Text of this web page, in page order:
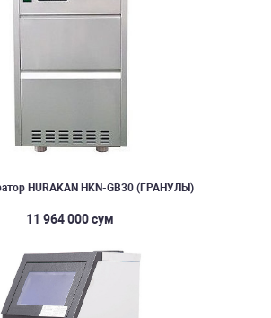
HURAKAN HKN-GB30 (ГРАНУЛЫ)
11 964 000 сум